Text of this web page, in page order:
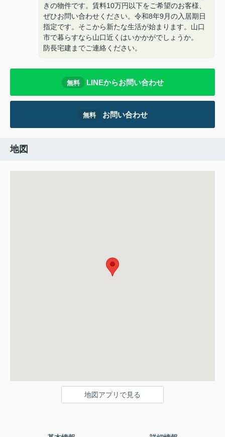
きの物件です。賃料10万円以下をご希望のお客様、
ぜひお問い合わせください。令和8年9月の入居期日
指定です。そこから新たな生活が始まります。山口
市で暮らすなら山口近くはいかかがでしょうか。
防長宅建までご連絡ください。
無料 LINEからお問い合わせ
無料 お問い合わせ
地図
地図アプリで見る